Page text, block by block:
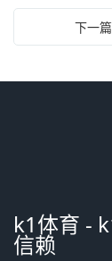
下一
k1体育 -
信赖